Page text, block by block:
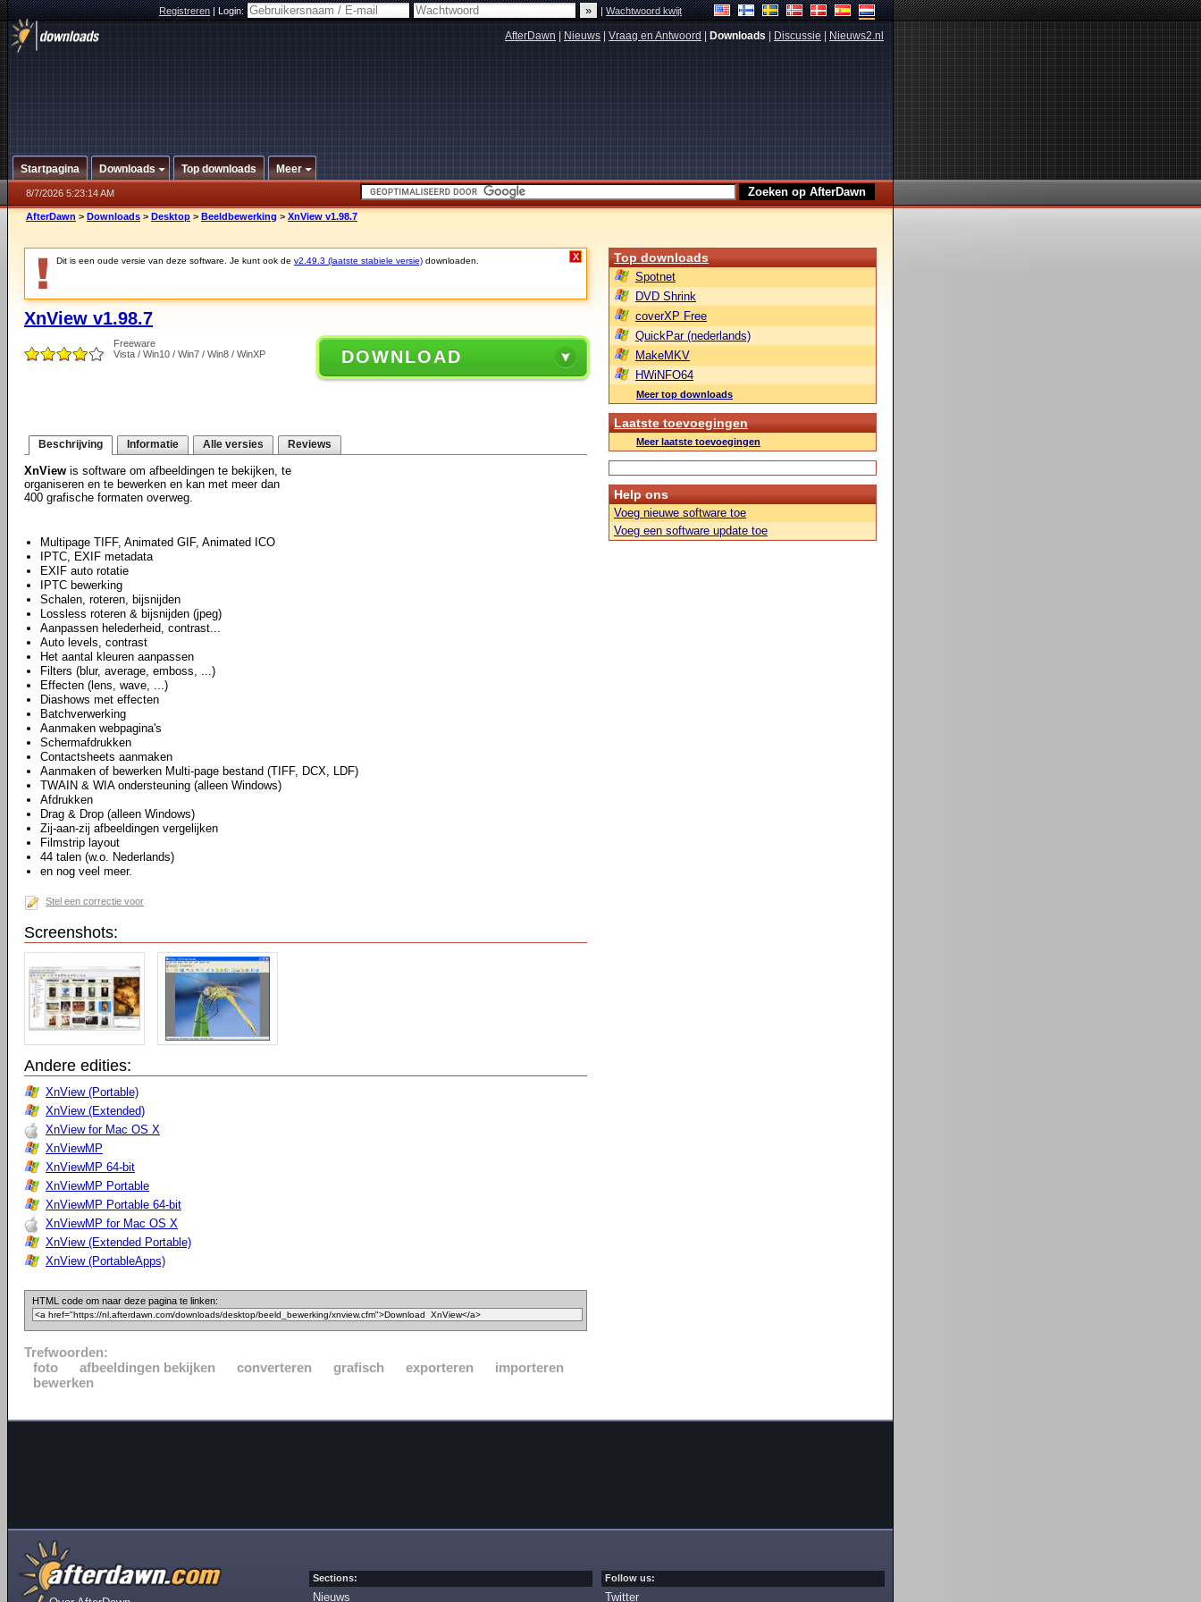
Registreren|Login: |Wachtwoord kwijt
AfterDawn Nieuws Vraag en Antwoord Downloads Discussie Nieuws2.nl
Startpagina Downloads Top downloads Meer
8/7/2026 5:23:14 AM
AfterDawn > Downloads > Desktop > Beeldbewerking > XnView v1.98.7
Dit is een oude versie van deze software. Je kunt ook de v2.49.3 (laatste stabiele versie) downloaden. X
XnView v1.98.7
Freeware
Vista / Win10 / Win7 / Win8 / WinXP
DOWNLOAD
Beschrijving Informatie Alle versies Reviews
XnView is software om afbeeldingen te bekijken, te
organiseren en te bewerken en kan met meer dan
400 grafische formaten overweg.
Multipage TIFF, Animated GIF, Animated ICO
IPTC, EXIF metadata
EXIF auto rotatie
IPTC bewerking
Schalen, roteren, bijsnijden
Lossless roteren & bijsnijden (jpeg)
Aanpassen helederheid, contrast...
Auto levels, contrast
Het aantal kleuren aanpassen
Filters (blur, average, emboss, ...)
Effecten (lens, wave, ...)
Diashows met effecten
Batchverwerking
Aanmaken webpagina's
Schermafdrukken
Contactsheets aanmaken
Aanmaken of bewerken Multi-page bestand (TIFF, DCX, LDF)
TWAIN & WIA ondersteuning (alleen Windows)
Afdrukken
Drag & Drop (alleen Windows)
Zij-aan-zij afbeeldingen vergelijken
Filmstrip layout
44 talen (w.o. Nederlands)
en nog veel meer.
Stel een correctie voor
Screenshots:
Andere edities:
XnView (Portable)
XnView (Extended)
XnView for Mac OS X
XnViewMP
XnViewMP 64-bit
XnViewMP Portable
XnViewMP Portable 64-bit
XnViewMP for Mac OS X
XnView (Extended Portable)
XnView (PortableApps)
HTML code om naar deze pagina te linken:
Trefwoorden:
foto
afbeeldingen bekijken converteren grafisch exporteren
importeren
bewerken
Top downloads
Spotnet
DVD Shrink
coverXP Free
QuickPar (nederlands)
MakeMKV
HWiNFO64
Meer top downloads
Laatste toevoegingen
Meer laatste toevoegingen
Help ons
Voeg nieuwe software toe
Voeg een software update toe
Sections:
Nieuws
Follow us:
Twitter